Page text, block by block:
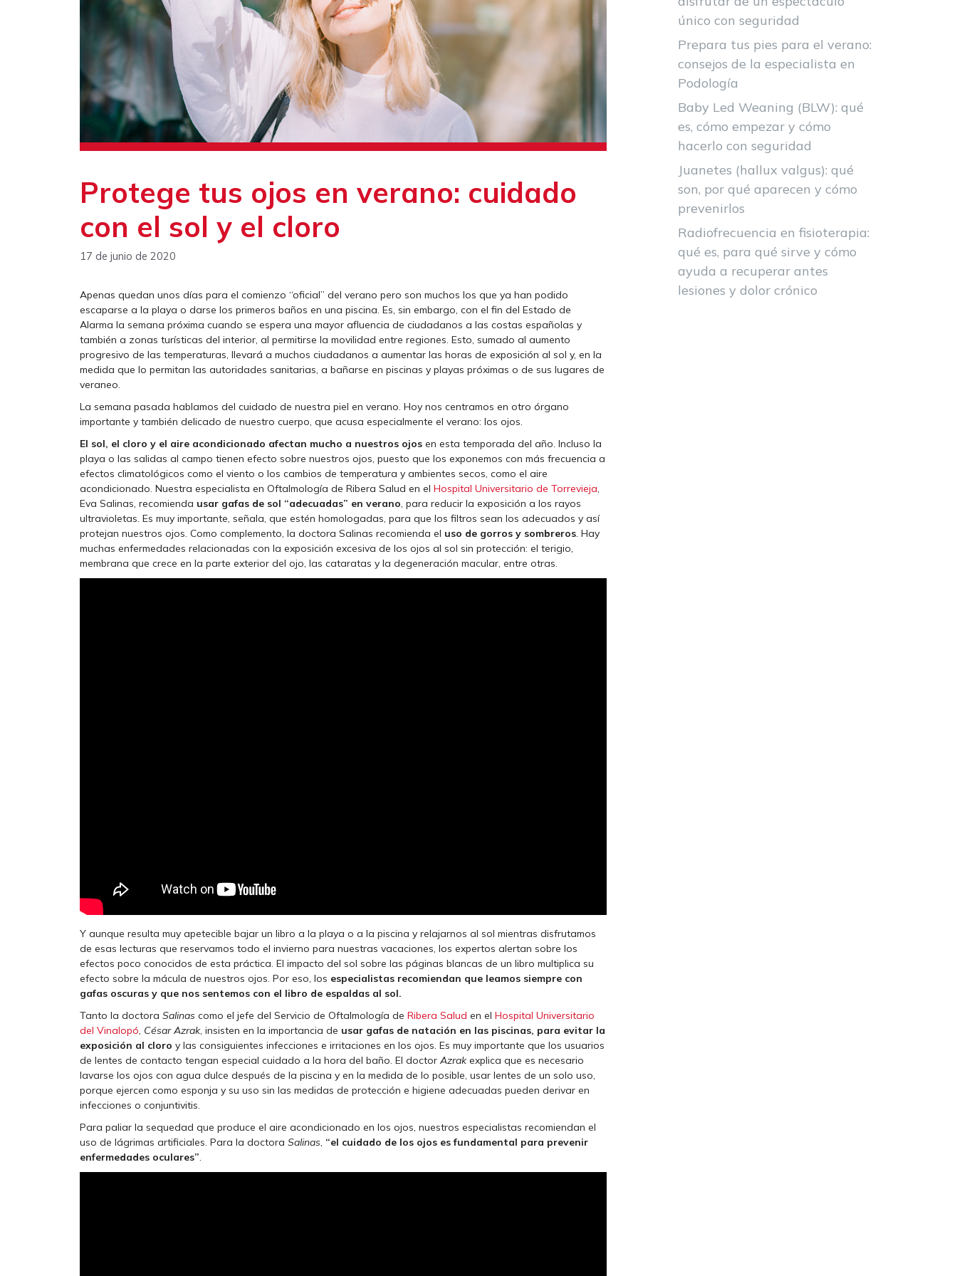
Protege tus ojos en verano: cuidado
con el sol y el cloro
17 de junio de 2020
Apenas quedan unos días para el comienzo “oficial” del verano pero son muchos los que ya han podido
escaparse a la playa o darse los primeros baños en una piscina. Es, sin embargo, con el fin del Estado de
Alarma la semana próxima cuando se espera una mayor afluencia de ciudadanos a las costas españolas y
también a zonas turísticas del interior, al permitirse la movilidad entre regiones. Esto, sumado al aumento
progresivo de las temperaturas, llevará a muchos ciudadanos a aumentar las horas de exposición al sol y, en la
medida que lo permitan las autoridades sanitarias, a bañarse en piscinas y playas próximas o de sus lugares de
veraneo.
La semana pasada hablamos del cuidado de nuestra piel en verano. Hoy nos centramos en otro órgano
importante y también delicado de nuestro cuerpo, que acusa especialmente el verano: los ojos.
El sol, el cloro y el aire acondicionado afectan mucho a nuestros ojos en esta temporada del año. Incluso la
playa o las salidas al campo tienen efecto sobre nuestros ojos, puesto que los exponemos con más frecuencia a
efectos climatológicos como el viento o los cambios de temperatura y ambientes secos, como el aire
acondicionado. Nuestra especialista en Oftalmología de Ribera Salud en el Hospital Universitario de Torrevieja,
Eva Salinas, recomienda usar gafas de sol “adecuadas” en verano, para reducir la exposición a los rayos
ultravioletas. Es muy importante, señala, que estén homologadas, para que los filtros sean los adecuados y así
protejan nuestros ojos. Como complemento, la doctora Salinas recomienda el uso de gorros y sombreros. Hay
muchas enfermedades relacionadas con la exposición excesiva de los ojos al sol sin protección: el terigio,
membrana que crece en la parte exterior del ojo, las cataratas y la degeneración macular, entre otras.
Y aunque resulta muy apetecible bajar un libro a la playa o a la piscina y relajarnos al sol mientras disfrutamos
de esas lecturas que reservamos todo el invierno para nuestras vacaciones, los expertos alertan sobre los
efectos poco conocidos de esta práctica. El impacto del sol sobre las páginas blancas de un libro multiplica su
efecto sobre la mácula de nuestros ojos. Por eso, los especialistas recomiendan que leamos siempre con
gafas oscuras y que nos sentemos con el libro de espaldas al sol.
Tanto la doctora Salinas como el jefe del Servicio de Oftalmología de Ribera Salud en el Hospital Universitario
del Vinalopó, César Azrak, insisten en la importancia de usar gafas de natación en las piscinas, para evitar la
exposición al cloro y las consiguientes infecciones e irritaciones en los ojos. Es muy importante que los usuarios
de lentes de contacto tengan especial cuidado a la hora del baño. El doctor Azrak explica que es necesario
lavarse los ojos con agua dulce después de la piscina y en la medida de lo posible, usar lentes de un solo uso,
porque ejercen como esponja y su uso sin las medidas de protección e higiene adecuadas pueden derivar en
infecciones o conjuntivitis.
Para paliar la sequedad que produce el aire acondicionado en los ojos, nuestros especialistas recomiendan el
uso de lágrimas artificiales. Para la doctora Salinas, “el cuidado de los ojos es fundamental para prevenir
enfermedades oculares”.
único con seguridad
Prepara tus pies para el verano:
consejos de la especialista en
Podología
Baby Led Weaning (BLW): qué
es, cómo empezar y cómo
hacerlo con seguridad
Juanetes (hallux valgus): qué
son, por qué aparecen y cómo
prevenirlos
Radiofrecuencia en fisioterapia:
qué es, para qué sirve y cómo
ayuda a recuperar antes
lesiones y dolor crónico